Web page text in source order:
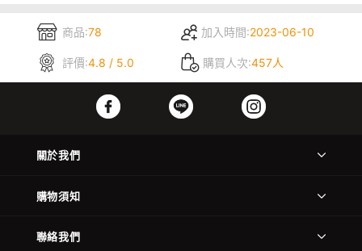
商品:78 加入時間:2023-06-10
評價:4.8 / 5.0 購買人次:457人
關於我們
購物須知
聯絡我們